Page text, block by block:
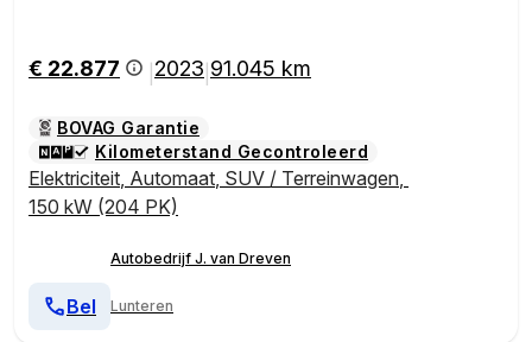
€ 22.877 2023 91.045 km
BOVAG Garantie
Kilometerstand Gecontroleerd
Elektriciteit, Automaat, SUV / Terreinwagen,
150 kW (204 PK)
Autobedrijf J. van Dreven
Lunteren
Bel